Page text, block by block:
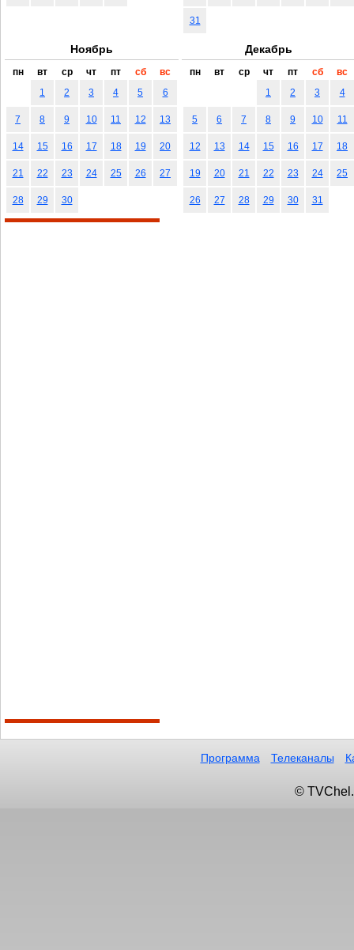
31
Ноябрь
пн вт ср чт пт сб
вс
1
2 3 4 5 6
7 8 9 10 11 12 13
14 15 16 17 18 19 20
21 22 23 24 25 26 27
28 29 30
Декабрь
пн вт ср чт пт сб
вс
1
2 3 4
5 6 7 8 9 10 11
12 13 14 15 16 17 18
19 20 21 22 23 24 25
26 27 28 29 30 31
Программа Телеканалы
©